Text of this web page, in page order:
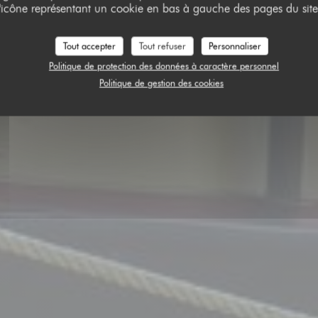
représentant un cookie en bas à gauche des pages du
Tout accepter Tout refuser
Personnaliser
Politique de protection des données à caractère personnel
Politique de gestion des cookies
- Péniche à
RÉSERVER